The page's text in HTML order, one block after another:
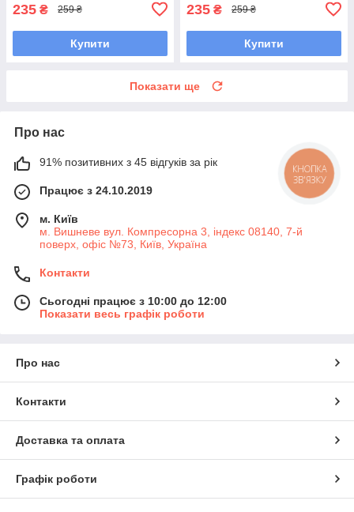
235 ₴ 259 ₴
Купити
235 ₴ 259 ₴
Купити
Показати ще
Про нас
91% позитивних з 45 відгуків за рік
Працює з 24.10.2019
м. Київ
м. Вишневе вул. Компресорна 3, індекс 08140, 7-й
поверх, офіс №73, Київ, Україна
Контакти
Сьогодні працює з 10:00 до 12:00
Показати весь графік роботи
Про нас
Контакти
Доставка та оплата
Графік роботи
КНОПКА
ЗВ'ЯЗКУ